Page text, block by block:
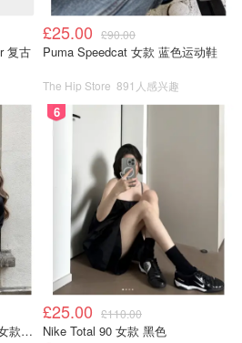
复古
£25.00 £90.00
Puma Speedcat 女款 蓝色运动鞋
The Hip Store 891人感兴趣
adidas Originals Superstar II 女款串珠休闲鞋 黑色
6
£25.00 £110.00
Nike Total 90 女款 黑色